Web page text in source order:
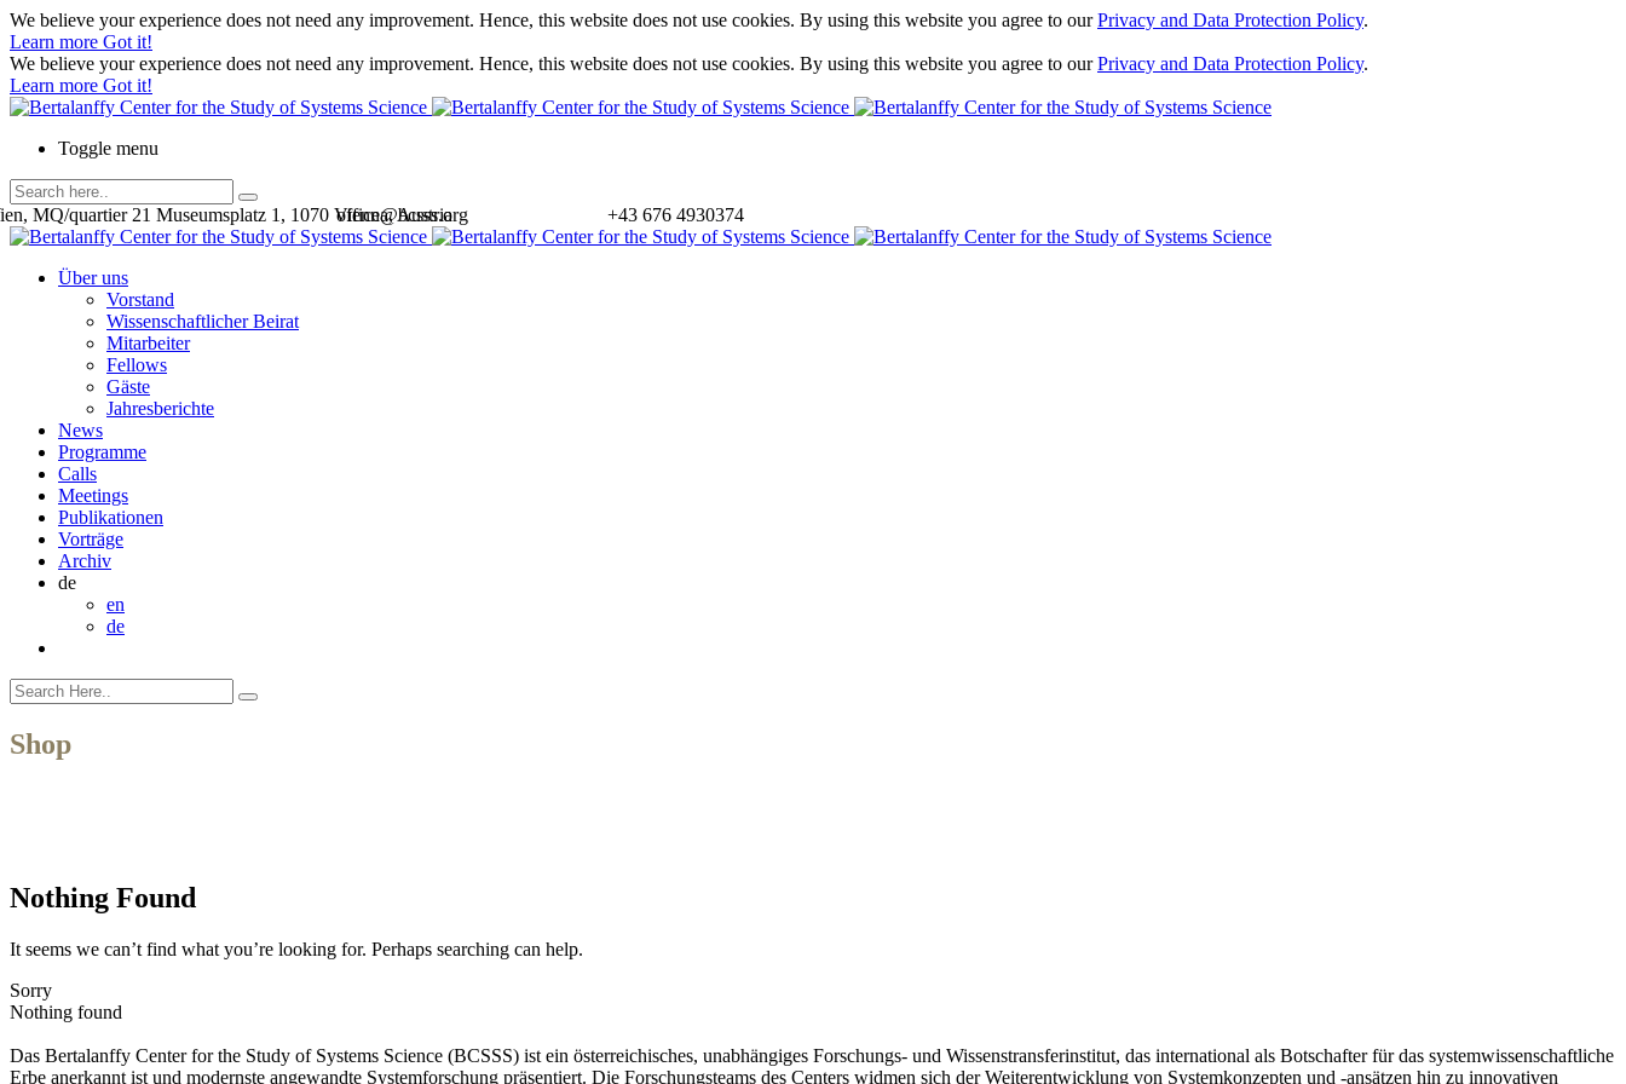
We believe your experience does not need any improvement. Hence, this website does not use cookies. By using this website you agree to ourPrivacy and Data Protection Policy.
Learn more Got it!
We believe your experience does not need any improvement. Hence, this website does not use cookies. By using this website you agree to ourPrivacy and Data Protection Policy.
Learn more Got it!
Toggle menu
+43 676 4930374
office@bcsss.org
MQ/quartier 21 Museumsplatz 1, 1070 Vienna, Austria
Über uns
Vorstand
Wissenschaftlicher Beirat
Mitarbeiter
Fellows
Gäste
Jahresberichte
News
Programme
Calls
Meetings
Publikationen
Vorträge
Archiv
de
en
de
Shop
Nothing Found
It seems we can’t find what you’re looking for. Perhaps searching can help.
Sorry
Nothing found
Das Bertalanffy Center for the Study of Systems Science (BCSSS) ist ein österreichisches, unabhängiges Forschungs- und Wissenstransferinstitut, das international als Botschafter für das systemwissenschaftliche
Erbe anerkannt ist und modernste angewandte Systemforschung präsentiert. Die Forschungsteams des Centers widmen sich der Weiterentwicklung von Systemkonzepten und -ansätzen hin zu innovativen